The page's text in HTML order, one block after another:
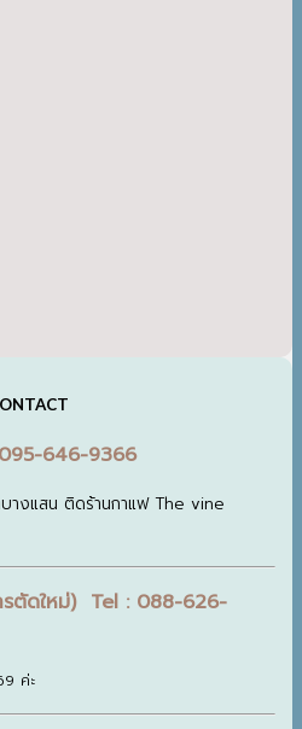
646-9366
างแสน ติดร้านกาแฟ The vine
ตัดใหม่) Tel : 088-626-
ค่ะ